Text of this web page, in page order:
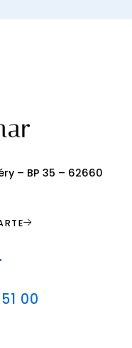
– BP 35 – 62660
00